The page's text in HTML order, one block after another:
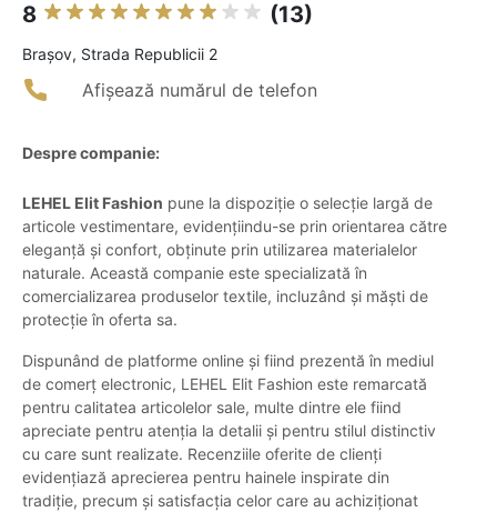
8 (13)
Braşov, Strada Republicii 2
Afișează numărul de telefon
Despre companie:
LEHEL Elit Fashion pune la dispoziție o selecție largă de
articole vestimentare, evidențiindu-se prin orientarea către
eleganță și confort, obținute prin utilizarea materialelor
naturale. Această companie este specializată în
comercializarea produselor textile, incluzând și măști de
protecție în oferta sa.
Dispunând de platforme online și fiind prezentă în mediul
de comerț electronic, LEHEL Elit Fashion este remarcată
pentru calitatea articolelor sale, multe dintre ele fiind
apreciate pentru atenția la detalii și pentru stilul distinctiv
cu care sunt realizate. Recenziile oferite de clienți
evidențiază aprecierea pentru hainele inspirate din
tradiție, precum și satisfacția celor care au achiziționat